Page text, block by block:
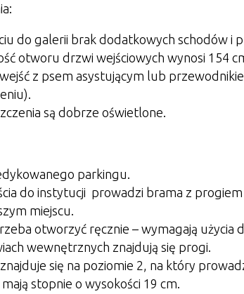
do galerii brak dodatkowych schodów i
otworu drzwi wejściowych wynosi 154
z psem asystującym lub
są dobrze oświetlone.
parkingu.
do instytucji prowadzi brama z
miejscu.
otworzyć ręcznie – wymagają użycia
wewnętrznych znajdują się progi.
się na poziomie 2, na który
stopnie o wysokości 19 cm.